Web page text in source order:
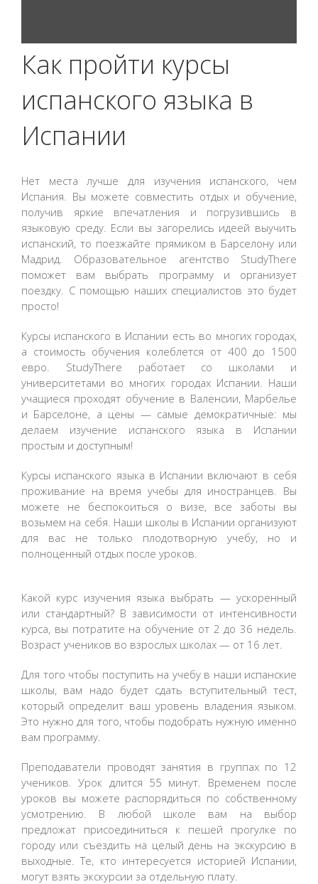
Как пройти курсы
испанского языка в
Испании
Нет места лучше для изучения испанского, чем
Испания. Вы можете совместить отдых и обучение,
получив яркие впечатления и погрузившись в
языковую среду. Если вы загорелись идеей выучить
испанский, то поезжайте прямиком в Барселону или
Мадрид. Образовательное агентство StudyThere
поможет вам выбрать программу и организует
поездку. С помощью наших специалистов это будет
просто!
Курсы испанского в Испании есть во многих городах,
а стоимость обучения колеблется от 400 до 1500
евро. StudyThere работает со школами и
университетами во многих городах Испании. Наши
учащиеся проходят обучение в Валенсии, Марбелье
и Барселоне, а цены — самые демократичные: мы
делаем изучение испанского языка в Испании
простым и доступным!
Курсы испанского языка в Испании включают в себя
проживание на время учебы для иностранцев. Вы
можете не беспокоиться о визе, все заботы вы
возьмем на себя. Наши школы в Испании организуют
для вас не только плодотворную учебу, но и
полноценный отдых после уроков.
Какой курс изучения языка выбрать — ускоренный
или стандартный? В зависимости от интенсивности
курса, вы потратите на обучение от 2 до 36 недель.
Возраст учеников во взрослых школах — от 16 лет.
Для того чтобы поступить на учебу в наши испанские
школы, вам надо будет сдать вступительный тест,
который определит ваш уровень владения языком.
Это нужно для того, чтобы подобрать нужную именно
вам программу.
Преподаватели проводят занятия в группах по 12
учеников. Урок длится 55 минут. Временем после
уроков вы можете распорядиться по собственному
усмотрению. В любой школе вам на выбор
предложат присоединиться к пешей прогулке по
городу или съездить на целый день на экскурсию в
выходные. Те, кто интересуется историей Испании,
могут взять экскурсии за отдельную плату.